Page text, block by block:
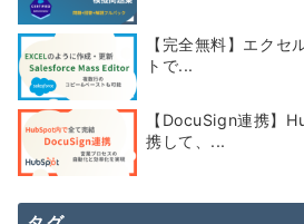
【完全無料】エクセ
トで...
【DocuSign連携】
携して、...